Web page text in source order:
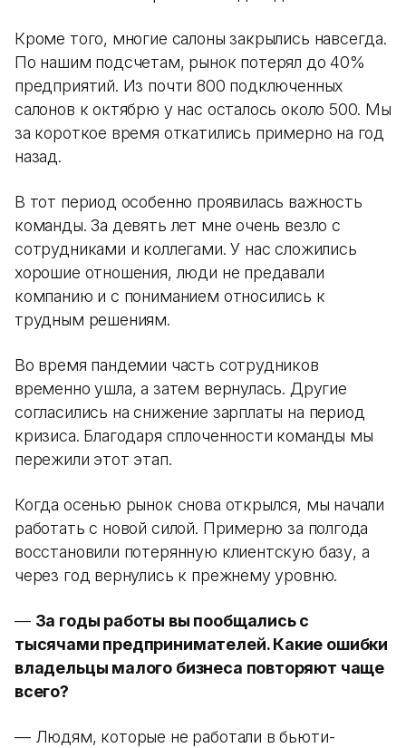
Кроме того, многие салоны закрылись навсегда.
По нашим подсчетам, рынок потерял до 40%
предприятий. Из почти 800 подключенных
салонов к октябрю у нас осталось около 500. Мы
за короткое время откатились примерно на год
назад.
В тот период особенно проявилась важность
команды. За девять лет мне очень везло с
сотрудниками и коллегами. У нас сложились
хорошие отношения, люди не предавали
компанию и с пониманием относились к
трудным решениям.
Во время пандемии часть сотрудников
временно ушла, а затем вернулась. Другие
согласились на снижение зарплаты на период
кризиса. Благодаря сплоченности команды мы
пережили этот этап.
Когда осенью рынок снова открылся, мы начали
работать с новой силой. Примерно за полгода
восстановили потерянную клиентскую базу, а
через год вернулись к прежнему уровню.
— За годы работы вы пообщались с
тысячами предпринимателей. Какие ошибки
владельцы малого бизнеса повторяют чаще
всего?
— Людям, которые не работали в бьюти-